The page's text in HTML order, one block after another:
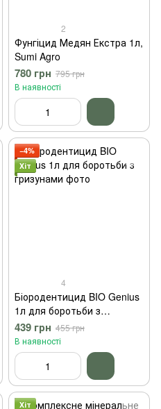
2
Фунгіцид Медян Екстра 1л,
Sumi Agro
780 грн 795 грн
В наявності
−4%
Хіт
4
Біородентицид BIO Genius
1л для боротьби з
гризунами
439 грн 455 грн
В наявності
Хіт